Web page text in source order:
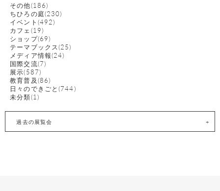
その他(186)
ちひろの庭(230)
イベント(492)
カフェ(19)
ショップ(69)
テーマブックス(25)
メディア情報(24)
国際交流(7)
展示(587)
教育普及(86)
日々のできごと(744)
未分類(1)
過去の展覧会